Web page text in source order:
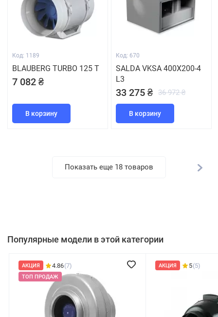
Код: 1189
BLAUBERG TURBO 125 T
7 082 ₴
В корзину
Код: 670
SALDA VKSA 400X200-4
L3
33 275 ₴ 36 972 ₴
В корзину
Показать еще 18 товаров
Популярные модели в этой категории
АКЦИЯ 5(5)
АКЦИЯ
5(5)